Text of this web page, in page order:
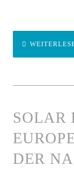
SOLAR
DER